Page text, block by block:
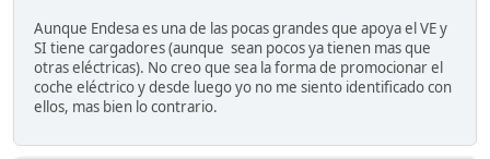
Aunque Endesa es una de las pocas grandes que apoya el VE y
SI tiene cargadores (aunque sean pocos ya tienen mas que
otras eléctricas). No creo que sea la forma de promocionar el
coche eléctrico y desde luego yo no me siento identificado con
ellos, mas bien lo contrario.